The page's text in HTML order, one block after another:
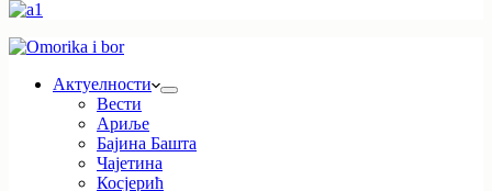
Актуелности
Вести
Ариље
Бајина Башта
Чајетина
Косјерић